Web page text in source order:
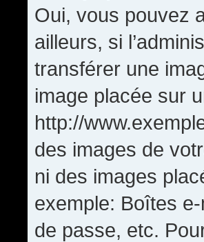
Oui, vous pouvez
ailleurs, si
transférer une
image placée sur
http://
des images de
ni des images
exemple: Boîtes
de passe, etc.